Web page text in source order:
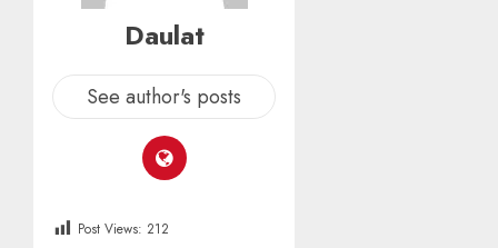
Daulat
See author's posts
Post Views: 212